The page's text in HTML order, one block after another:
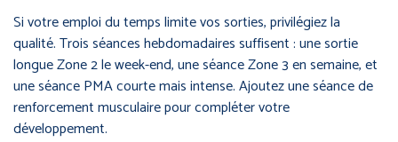
Si votre emploi du temps limite vos sorties, privilégiez la
qualité. Trois séances hebdomadaires suffisent : une sortie
longue Zone 2 le week-end, une séance Zone 3 en semaine, et
une séance PMA courte mais intense. Ajoutez une séance de
renforcement musculaire pour compléter votre
développement.